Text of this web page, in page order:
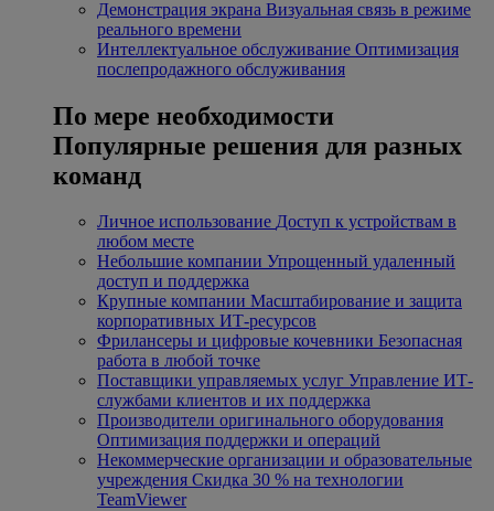
Демонстрация экрана Визуальная связь в режиме
реального времени
Интеллектуальное обслуживание Оптимизация
послепродажного обслуживания
По мере необходимости
Популярные решения для разных
команд
Личное использование Доступ к устройствам в
любом месте
Небольшие компании Упрощенный удаленный
доступ и поддержка
Крупные компании Масштабирование и защита
корпоративных ИТ-ресурсов
Фрилансеры и цифровые кочевники Безопасная
работа в любой точке
Поставщики управляемых услуг Управление ИТ-
службами клиентов и их поддержка
Производители оригинального оборудования
Оптимизация поддержки и операций
Некоммерческие организации и образовательные
учреждения Скидка 30 % на технологии
TeamViewer